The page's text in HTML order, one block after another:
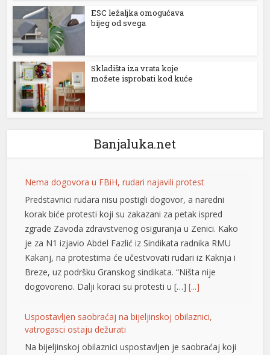
ESC ležaljka omogućava
bijeg od svega
Skladišta iza vrata koje
možete isprobati kod kuće
Banjaluka.net
Nema dogovora u FBiH, rudari najavili protest
Predstavnici rudara nisu postigli dogovor, a naredni
korak biće protesti koji su zakazani za petak ispred
zgrade Zavoda zdravstvenog osiguranja u Zenici. Kako
je za N1 izjavio Abdel Fazlić iz Sindikata radnika RMU
Kakanj, na protestima će učestvovati rudari iz Kaknja i
Breze, uz podršku Granskog sindikata. “Ništa nije
dogovoreno. Dalji koraci su protesti u […][...]
Uspostavljen saobraćaj na bijeljinskoj obilaznici,
vatrogasci ostaju dežurati
Na bijeljinskoj obilaznici uspostavljen je saobraćaj koji